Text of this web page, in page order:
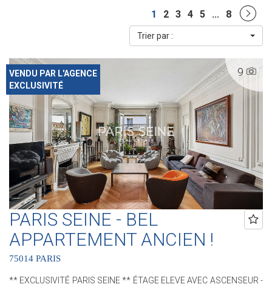
1 2 3 4 5 ... 8
Trier par :
9
VENDU PAR L'AGENCE
EXCLUSIVITÉ
PARIS SEINE - BEL
APPARTEMENT ANCIEN !
75014 PARIS
** EXCLUSIVITÉ PARIS SEINE ** ÉTAGE ELEVE AVEC ASCENSEUR -